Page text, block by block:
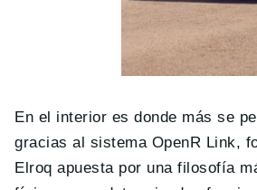
En el interior es donde más se
gracias al sistema OpenR Link,
Elroq apuesta por una filosofía